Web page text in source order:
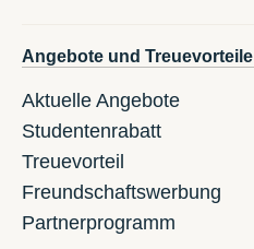
Angebote und Treuevorteile
Aktuelle Angebote
Studentenrabatt
Treuevorteil
Freundschaftswerbung
Partnerprogramm